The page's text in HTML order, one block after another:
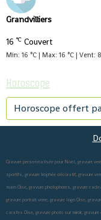
Grandvilliers
16 °C Couvert
Min: 16 °C | Max: 16 °C | Vent:
Horoscope
Horoscope offert
Gravure personnalisée pour Noel, gravure
sportifs, gravure trophée décoratif, gravure
main Oise, gravure photophores, gravure
gravure portrait verre, gravure logo Oise,
carafes Oise, gravure photo sur miroir,